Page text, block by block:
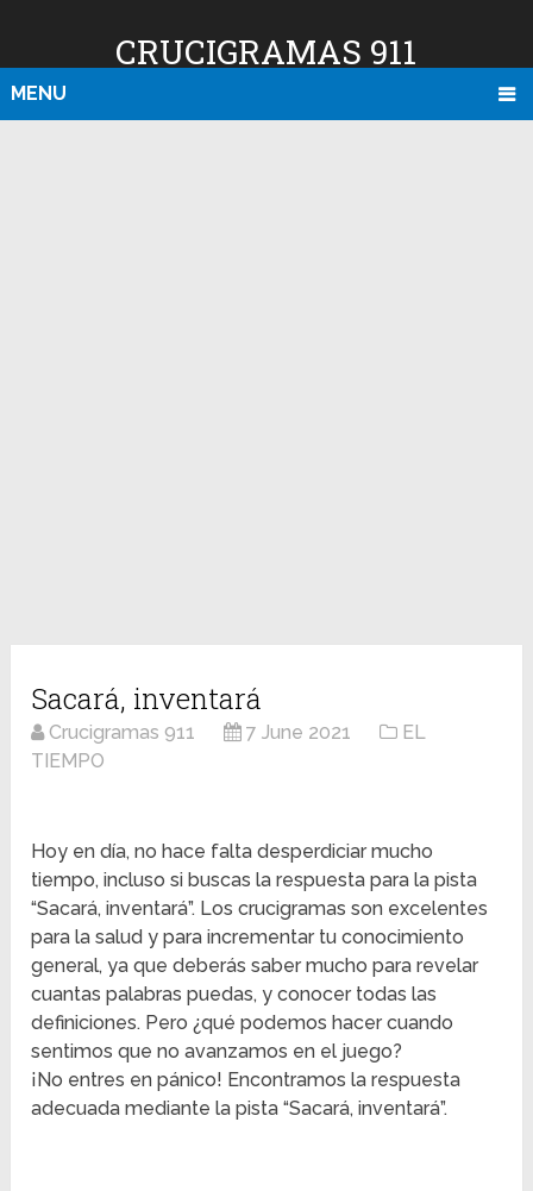
CRUCIGRAMAS 911
MENU
Sacará, inventará
Crucigramas 911 7 June 2021
EL
TIEMPO
Hoy en día, no hace falta desperdiciar mucho
tiempo, incluso si buscas la respuesta para la pista
“Sacará, inventará”. Los crucigramas son excelentes
para la salud y para incrementar tu conocimiento
general, ya que deberás saber mucho para revelar
cuantas palabras puedas, y conocer todas las
definiciones. Pero ¿qué podemos hacer cuando
sentimos que no avanzamos en el juego?
¡No entres en pánico! Encontramos la respuesta
adecuada mediante la pista “Sacará, inventará”.